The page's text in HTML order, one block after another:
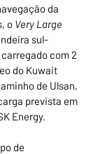
da
o Very Large
sul-
com 2
do Kuwait
de Ulsan,
prevista em
Energy.
de